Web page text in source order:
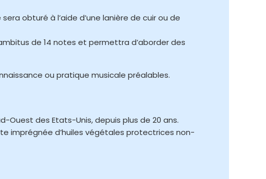
obturé à l’aide d’une lanière de cuir ou de
de 14 notes et permettra d’aborder des
ou pratique musicale préalables.
Ouest des Etats-Unis, depuis plus de 20 ans.
imprégnée d’huiles végétales protectrices non-